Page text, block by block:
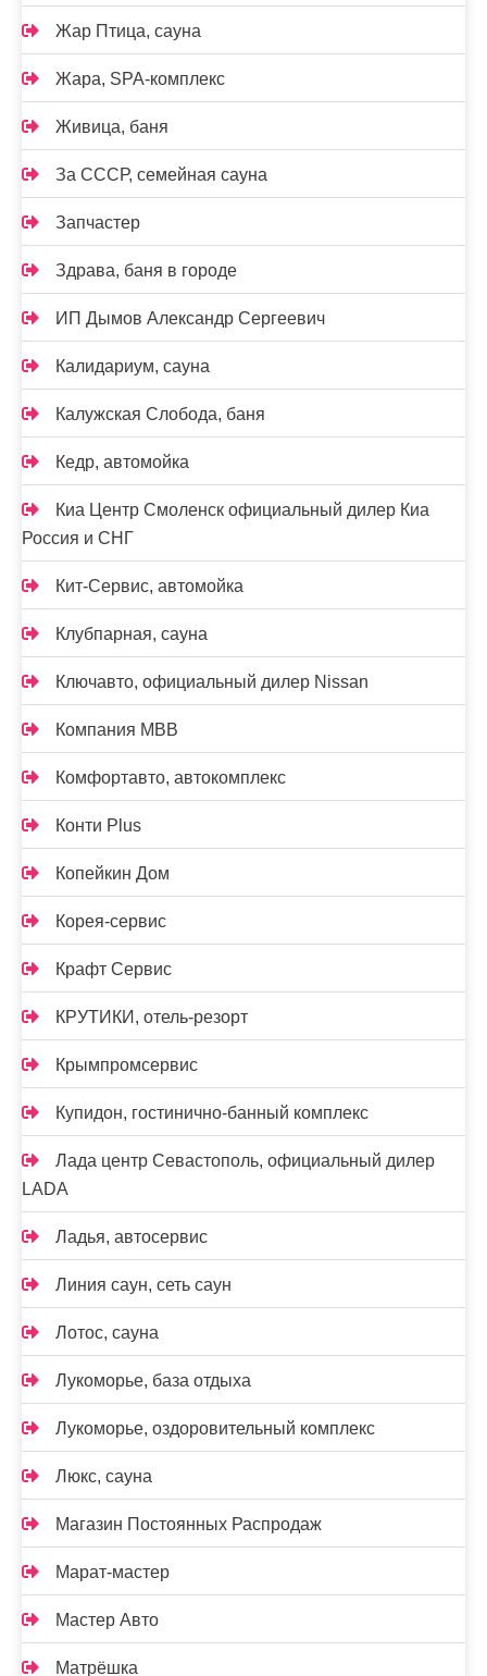
Жар Птица, сауна
Жара, SPA-комплекс
Живица, баня
За СССР, семейная сауна
Запчастер
Здрава, баня в городе
ИП Дымов Александр Сергеевич
Калидариум, сауна
Калужская Слобода, баня
Кедр, автомойка
Киа Центр Смоленск официальный дилер Киа
Россия и СНГ
Кит-Сервис, автомойка
Клубпарная, сауна
Ключавто, официальный дилер Nissan
Компания МВВ
Комфортавто, автокомплекс
Конти Plus
Копейкин Дом
Корея-сервис
Крафт Сервис
КРУТИКИ, отель-резорт
Крымпромсервис
Купидон, гостинично-банный комплекс
Лада центр Севастополь, официальный дилер
LADA
Ладья, автосервис
Линия саун, сеть саун
Лотос, сауна
Лукоморье, база отдыха
Лукоморье, оздоровительный комплекс
Люкс, сауна
Магазин Постоянных Распродаж
Марат-мастер
Мастер Авто
Матрёшка